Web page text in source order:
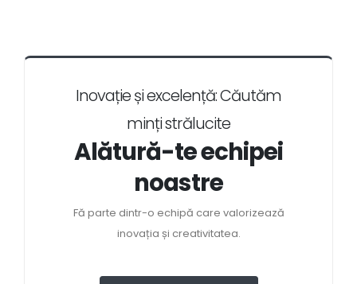
Inovație și excelență: Căutăm
minți strălucite
Alătură-te echipei
noastre
Fă parte dintr-o echipă care valorizează
inovația și creativitatea.